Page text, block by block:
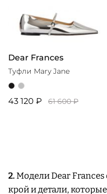
Dear Frances
Туфли Mary Jane
43 120 ₽ 61 600 ₽
2.Модели Dear Frances
крой и детали,